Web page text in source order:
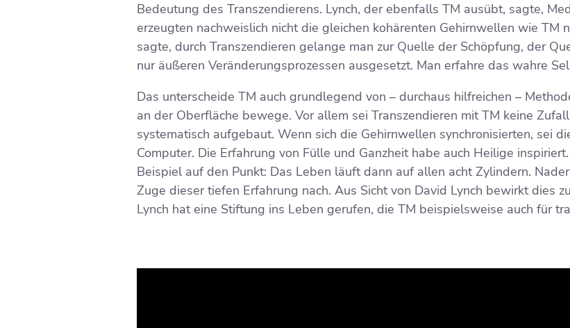
Bedeutung des Transzendierens. Lynch, der ebenfalls TM ausübt, sagte,
erzeugten nachweislich nicht die gleichen kohärenten Gehirnwellen wie TM
sagte, durch Transzendieren gelange man zur Quelle der Schöpfung, der
nur äußeren Veränderungsprozessen ausgesetzt. Man erfahre das wahre
Das unterscheide TM auch grundlegend von ­– durchaus hilfreichen –
an der Oberfläche bewege. Vor allem sei Transzendieren mit TM keine
systematisch aufgebaut. Wenn sich die Gehirnwellen synchronisierten, sei
Computer. Die Erfahrung von Fülle und Ganzheit habe auch Heilige
Beispiel auf den Punkt: Das Leben läuft dann auf allen acht Zylindern.
Zuge dieser tiefen Erfahrung nach. Aus Sicht von David Lynch bewirkt dies
Lynch hat eine Stiftung ins Leben gerufen, die TM beispielsweise auch für